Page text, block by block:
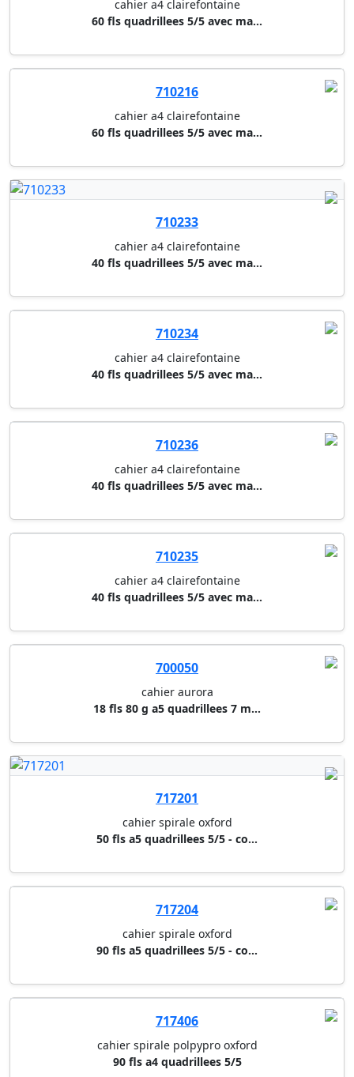
cahier a4 clairefontaine
40 fls quadrillees 5/5 avec ma...
cahier a4 clairefontaine
40 fls quadrillees 5/5 avec ma...
710236
40 fls quadrillees 5/5 avec ma...
710235
40 fls quadrillees 5/5 avec ma...
700050
18 fls 80 g a5 quadrillees 7 m...
717201
50 fls a5 quadrillees 5/5 - co...
717204
90 fls a5 quadrillees 5/5 - co...
cahier spirale polpypro oxford
notebook oxford
notebook oxford